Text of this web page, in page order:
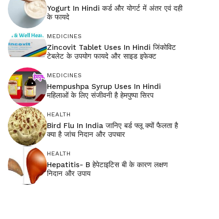
Yogurt In Hindi कर्ड और योगर्ट में अंतर एवं दही
के फायदे
MEDICINES
Zincovit Tablet Uses In Hindi जिंकोविट
टेबलेट के उपयोग फायदे और साइड इफेक्ट
MEDICINES
Hempushpa Syrup Uses In Hindi
महिलाओं के लिए संजीवनी है हेमपुष्पा सिरप
HEALTH
Bird Flu In India जानिए बर्ड फ्लू क्यों फैलता है
क्या है जांच निदान और उपचार
HEALTH
Hepatitis- B हेपेटाइटिस बी के कारण लक्षण
निदान और उपाय